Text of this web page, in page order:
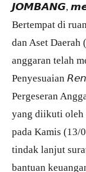
𝙅𝙊𝙈𝘽𝘼𝙉𝙂,
Bertempat di
dan Aset Daerah
anggaran telah
Penyesuaian
Pergeseran
yang diikuti oleh
pada Kamis (13/
tindak lanjut
bantuan